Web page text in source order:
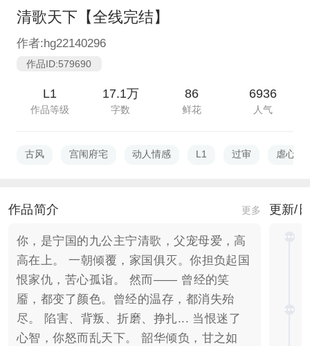
清歌天下【全线完结】
作者:hg22140296
作品ID:579690
L1
作品等级
17.1万
字数
86
鲜花
6936
人气
古风 宫闱府宅 动人情感 L1 过审 虐心催
作品简介 更多
你，是宁国的九公主宁清歌，父宠母爱，高
高在上。 一朝倾覆，家国俱灭。你担负起国
恨家仇，苦心孤诣。 然而—— 曾经的笑
靥，都变了颜色。曾经的温存，都消失殆
尽。 陷害、背叛、折磨、挣扎... 当恨迷了
心智，你怒而乱天下。 韶华倾负，甘之如
更新/